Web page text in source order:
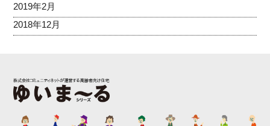
2019年2月
2018年12月